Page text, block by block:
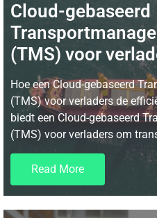
Cloud-gebaseerd
(TMS) voor
Hoe een Cloud-gebaseerd
(TMS) voor verladers de
biedt een Cloud-gebaseerd
(TMS) voor verladers om
Read More